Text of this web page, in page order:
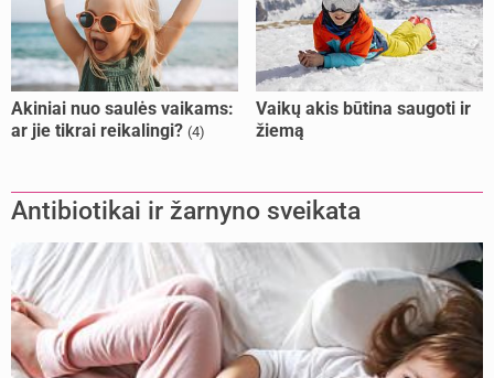
Akiniai nuo saulės vaikams:
ar jie tikrai reikalingi? (4)
Vaikų akis būtina saugoti ir
žiemą
Antibiotikai ir žarnyno sveikata